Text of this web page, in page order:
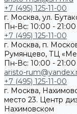
+7 (495) 125-11-00
г. Москва, ул.
Пн-Вс: 10:00 - 21:00
+7 (495) 125-11-00
г. Москва, п.
Румянцево, ТЦ
Пн-Вс: 10:00 - 21:00
aristo-
+7 (495) 125-11-00
г. Москва,
место 23. Центр
Нахимовском